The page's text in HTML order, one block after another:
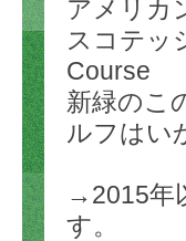
アメリカ
スコテッ
Course
新緑のこ
ルフは
→2015年
す。